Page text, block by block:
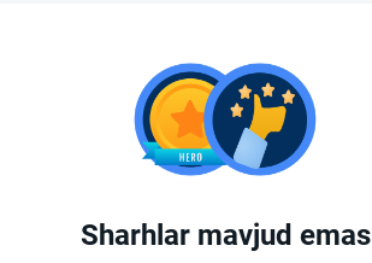
Sharhlar mavjud emas